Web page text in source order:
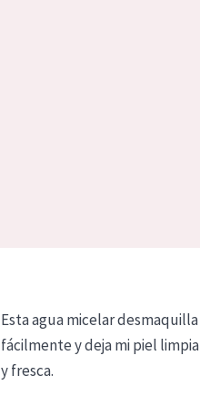
Esta agua micelar desmaquilla
fácilmente y deja mi piel limpia
y fresca.